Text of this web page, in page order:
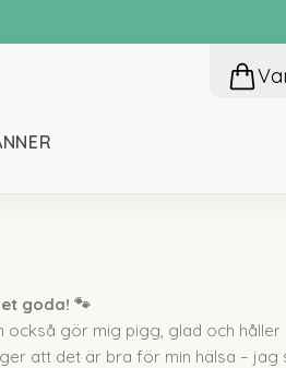
goda! 🐾
gör mig pigg, glad och håller
att det är bra för min hälsa – jag